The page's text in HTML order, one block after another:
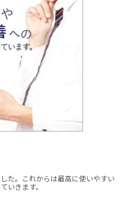
た。これからは最高に使いやすい
いきます。